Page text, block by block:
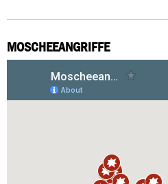
MOSCHEEANGRIFFE